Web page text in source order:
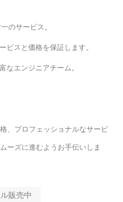
のサービス。
スと価格を保証します。
なエンジニアチーム。
、プロフェッショナルなサービ
ーズに進むようお手伝いしま
販売中